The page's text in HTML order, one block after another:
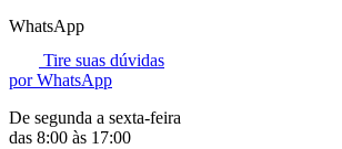
WhatsApp
Tire suas dúvidas
por WhatsApp
De segunda a sexta-feira
das 8:00 às 17:00